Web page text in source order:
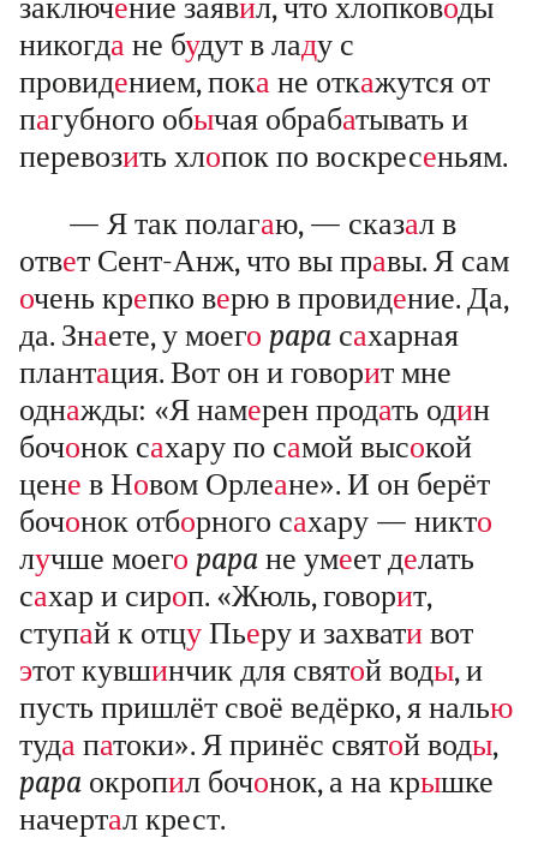
заключение заявил, что хлопководы
никогда не будут в ладу с
провидением, пока не откажутся от
пагубного обычая обрабатывать и
перевозить хлопок по воскресеньям.
— Я так полагаю, — сказал в
ответ Сент-Анж, что вы правы. Я сам
очень крепко верю в провидение. Да,
да. Знаете, у моего papa сахарная
плантация. Вот он и говорит мне
однажды: «Я намерен продать один
бочонок сахару по самой высокой
цене в Новом Орлеане». И он берёт
бочонок отборного сахару — никто
лучше моего papa не умеет делать
сахар и сироп. «Жюль, говорит,
ступай к отцу Пьеру и захвати вот
этот кувшинчик для святой воды, и
пусть пришлёт своё ведёрко, я налью
туда патоки». Я принёс святой воды,
papa окропил бочонок, а на крышке
начертал крест.